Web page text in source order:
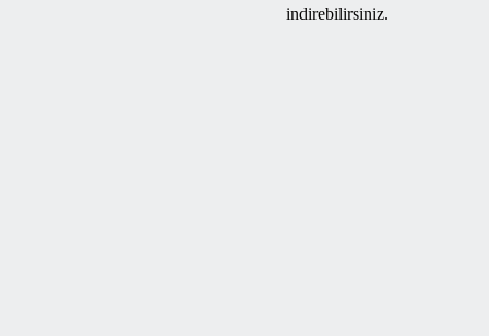
indirebilirsiniz.